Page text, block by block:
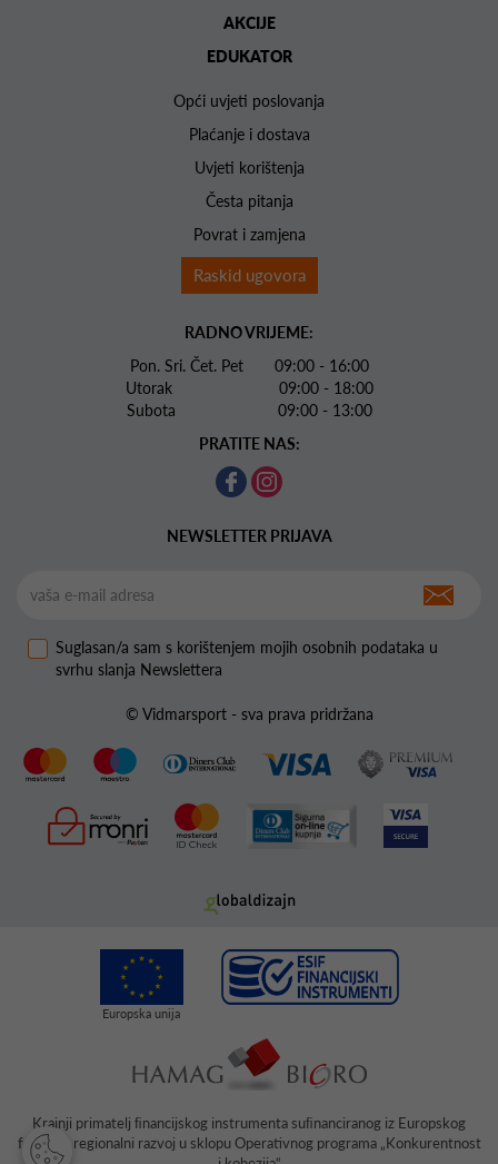
AKCIJE
EDUKATOR
Opći uvjeti poslovanja
Plaćanje i dostava
Uvjeti korištenja
Česta pitanja
Povrat i zamjena
Raskid ugovora
RADNO VRIJEME:
Pon. Sri. Čet. Pet 09:00 - 16:00
Utorak 09:00 - 18:00
Subota 09:00 - 13:00
PRATITE NAS:
NEWSLETTER PRIJAVA
Suglasan/a sam s korištenjem mojih osobnih podataka u
svrhu slanja Newslettera
© Vidmarsport - sva prava pridržana
Krajnji primatelj ﬁnancijskog instrumenta suﬁnanciranog iz Europskog
fonda za regionalni razvoj u sklopu Operativnog programa „Konkurentnost